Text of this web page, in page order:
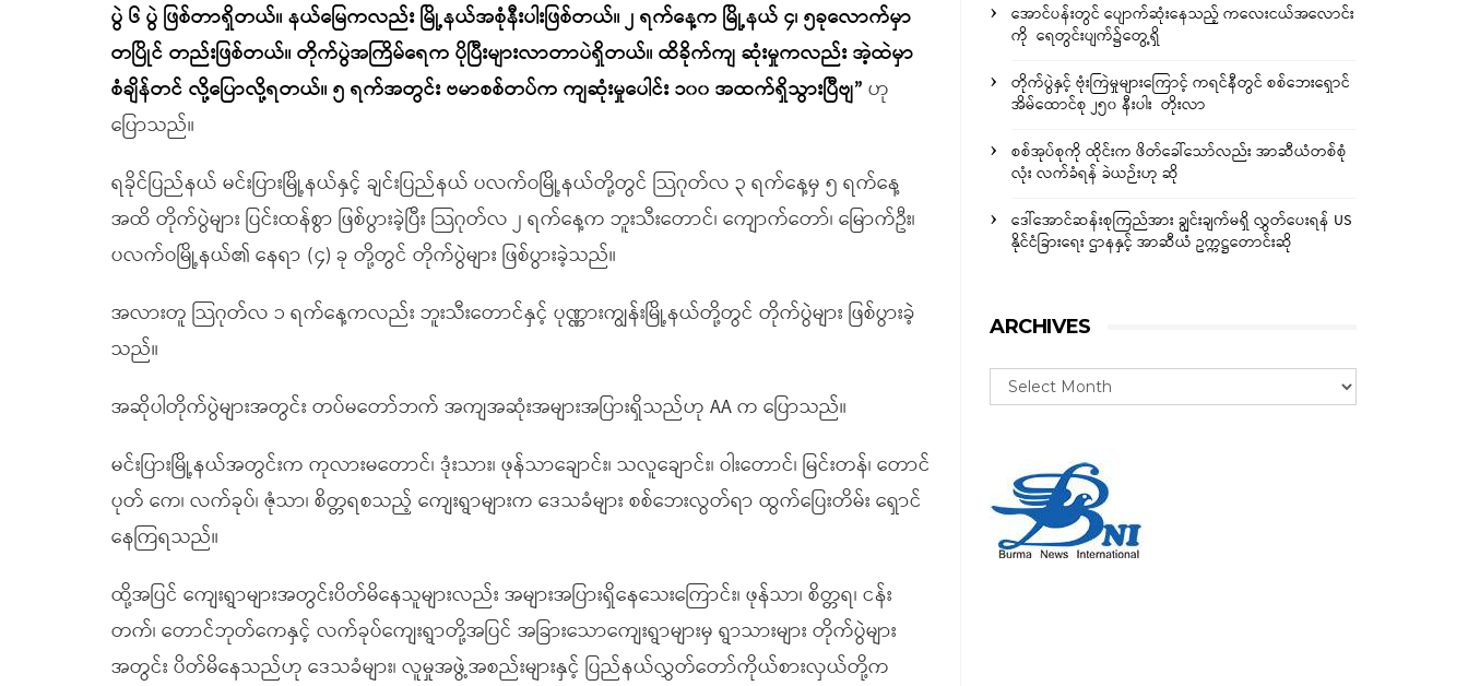
ပွဲ ၆ ပွဲ ဖြစ်တာရှိတယ်။ နယ်မြေကလည်း မြို့နယ်အစုံနီးပါးဖြစ်တယ်။ ၂ ရက်နေ့က မြို့နယ် ၄၊ ၅ခုလောက်မှာ
တပြိုင် တည်းဖြစ်တယ်။ တိုက်ပွဲအကြိမ်ရေက ပိုပြီးများလာတာပဲရှိတယ်။ ထိခိုက်ကျ ဆုံးမှုကလည်း အဲ့ထဲမှာ
စံချိန်တင် လို့ပြောလို့ရတယ်။ ၅ ရက်အတွင်း ဗမာစစ်တပ်က ကျဆုံးမှုပေါင်း ၁၀၀ အထက်ရှိသွားပြီဗျ” ဟု
ပြောသည်။
ရခိုင်ပြည်နယ် မင်းပြားမြို့နယ်နှင့် ချင်းပြည်နယ် ပလက်ဝမြို့နယ်တို့တွင် သြဂုတ်လ ၃ ရက်နေ့မှ ၅ ရက်နေ့
အထိ တိုက်ပွဲများ ပြင်းထန်စွာ ဖြစ်ပွားခဲ့ပြီး သြဂုတ်လ ၂ ရက်နေ့က ဘူးသီးတောင်၊ ကျောက်တော်၊ မြောက်ဦး၊
ပလက်ဝမြို့နယ်၏ နေရာ (၄) ခု တို့တွင် တိုက်ပွဲများ ဖြစ်ပွားခဲ့သည်။
အလားတူ သြဂုတ်လ ၁ ရက်နေ့ကလည်း ဘူးသီးတောင်နှင့် ပုဏ္ဏားကျွန်းမြို့နယ်တို့တွင် တိုက်ပွဲများ ဖြစ်ပွားခဲ့
သည်။
အဆိုပါတိုက်ပွဲများအတွင်း တပ်မတော်ဘက် အကျအဆုံးအများအပြားရှိသည်ဟု AA က ပြောသည်။
မင်းပြားမြို့နယ်အတွင်းက ကုလားမတောင်၊ ဒုံးသား၊ ဖုန်သာချောင်း၊ သလူချောင်း၊ ဝါးတောင်၊ မြင်းတန်၊ တောင်
ပုတ် ကေ၊ လက်ခုပ်၊ ဇုံသာ၊ စိတ္တရစသည့် ကျေးရွာများက ဒေသခံများ စစ်ဘေးလွတ်ရာ ထွက်ပြေးတိမ်း ရှောင်
နေကြရသည်။
ထို့အပြင် ကျေးရွာများအတွင်းပိတ်မိနေသူများလည်း အများအပြားရှိနေသေးကြောင်း၊ ဖုန်သာ၊ စိတ္တရ၊ ငန်း
တက်၊ တောင်ဘုတ်ကေနှင့် လက်ခုပ်ကျေးရွာတို့အပြင် အခြားသောကျေးရွာများမှ ရွာသားများ တိုက်ပွဲများ
အတွင်း ပိတ်မိနေသည်ဟု ဒေသခံများ၊ လူမှုအဖွဲ့အစည်းများနှင့် ပြည်နယ်လွှတ်တော်ကိုယ်စားလှယ်တို့က
အောင်ပန်းတွင် ပျောက်ဆုံးနေသည့် ကလေးငယ်အလောင်း
ကို ရေတွင်းပျက်၌တွေ့ရှိ
တိုက်ပွဲနှင့် ဗုံးကြဲမှုများကြောင့် ကရင်နီတွင် စစ်ဘေးရှောင်
အိမ်ထောင်စု ၂၅၀ နီးပါး တိုးလာ
စစ်အုပ်စုကို ထိုင်းက ဖိတ်ခေါ်သော်လည်း အာဆီယံတစ်စုံ
လုံး လက်ခံရန် ခဲယဉ်းဟု ဆို
ဒေါ်အောင်ဆန်းစုကြည်အား ချွင်းချက်မရှိ လွှတ်ပေးရန် US
နိုင်ငံခြားရေး ဌာနနှင့် အာဆီယံ ဥက္ကဋ္ဌတောင်းဆို
ARCHIVES